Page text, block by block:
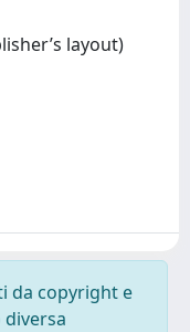
layout)
da copyright e